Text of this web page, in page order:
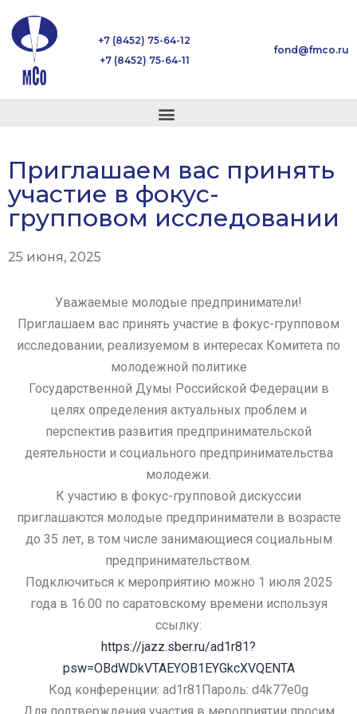
+7 (8452) 75-64-12
+7 (8452) 75-64-11
fond@fmco.ru
Приглашаем вас принять
участие в фокус-
групповом исследовании
25 июня, 2025
Уважаемые молодые предприниматели!
Приглашаем вас принять участие в фокус-групповом
исследовании, реализуемом в интересах Комитета по
молодежной политике
Государственной Думы Российской Федерации в
целях определения актуальных проблем и
перспектив развития предпринимательской
деятельности и социального предпринимательства
молодежи.
К участию в фокус-групповой дискуссии
приглашаются молодые предприниматели в возрасте
до 35 лет, в том числе занимающиеся социальным
предпринимательством.
Подключиться к мероприятию можно 1 июля 2025
года в 16.00 по саратовскому времени используя
ссылку:
https://jazz.sber.ru/ad1r81?
psw=OBdWDkVTAEYOB1EYGkcXVQENTA
Код конференции: ad1r81Пароль: d4k77e0g